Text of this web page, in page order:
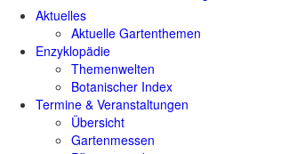
Aktuelles
Aktuelle Gartenthemen
Enzyklopädie
Themenwelten
Botanischer Index
Termine & Veranstaltungen
Übersicht
Gartenmessen